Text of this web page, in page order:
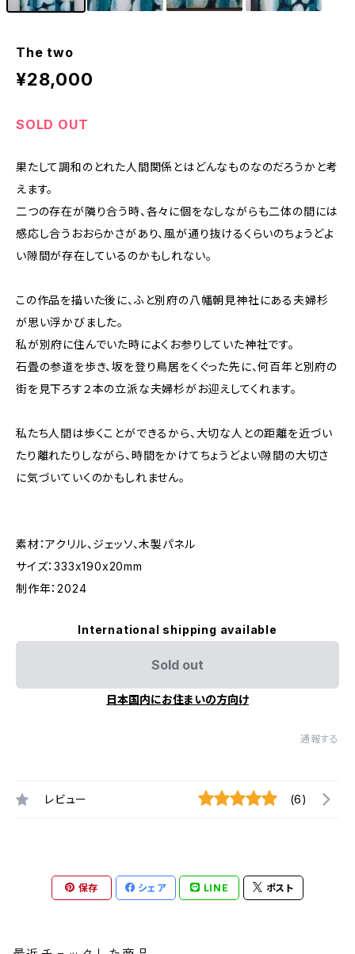
The two
¥28,000
SOLD OUT
果たして調和のとれた人間関係とはどんなものなのだろうかと考
えます。
二つの存在が隣り合う時、各々に個をなしながらも二体の間には
感応し合うおおらかさがあり、風が通り抜けるくらいのちょうどよ
い隙間が存在しているのかもしれない。
この作品を描いた後に、ふと別府の八幡朝見神社にある夫婦杉
が思い浮かびました。
私が別府に住んでいた時によくお参りしていた神社です。
石畳の参道を歩き、坂を登り鳥居をくぐった先に、何百年と別府の
街を見下ろす２本の立派な夫婦杉がお迎えしてくれます。
私たち人間は歩くことができるから、大切な人との距離を近づい
たり離れたりしながら、時間をかけてちょうどよい隙間の大切さ
に気づいていくのかもしれません。
素材：アクリル、ジェッソ、木製パネル
サイズ：333x190x20mm
制作年：2024
International shipping available
Sold out
日本国内にお住まいの方向け
通報する
レビュー (6)
保存 シェア LINE ポスト